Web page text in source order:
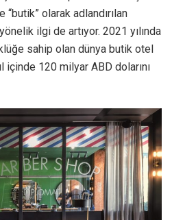
olarak adlandırılan
ilgi de artıyor. 2021 yılında
sahip olan dünya butik otel
içinde 120 milyar ABD dolarını